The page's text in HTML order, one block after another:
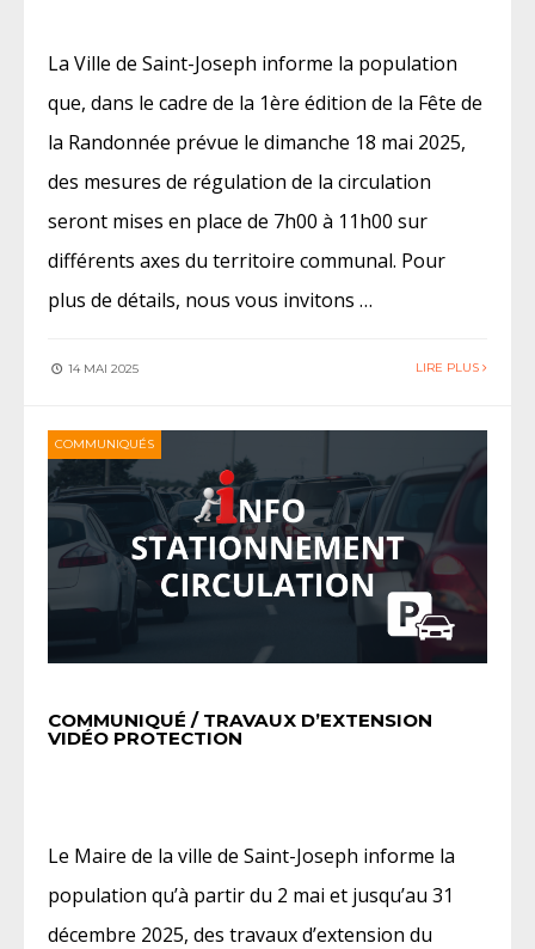
La Ville de Saint-Joseph informe la population
que, dans le cadre de la 1ère édition de la Fête de
la Randonnée prévue le dimanche 18 mai 2025,
des mesures de régulation de la circulation
seront mises en place de 7h00 à 11h00 sur
différents axes du territoire communal. Pour
plus de détails, nous vous invitons …
14 MAI 2025 LIRE PLUS
COMMUNIQUÉS
COMMUNIQUÉ / TRAVAUX D’EXTENSION
VIDÉO PROTECTION
Le Maire de la ville de Saint-Joseph informe la
population qu’à partir du 2 mai et jusqu’au 31
décembre 2025, des travaux d’extension du